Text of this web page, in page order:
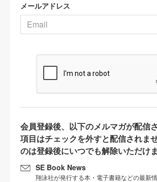
メールアドレス
会員登録後、以下のメルマガが配信
項目はチェックを外すと配信されま
のは登録後にいつでも解除いただけま
SE Book News
翔泳社が発行する本・電子書籍などの最新